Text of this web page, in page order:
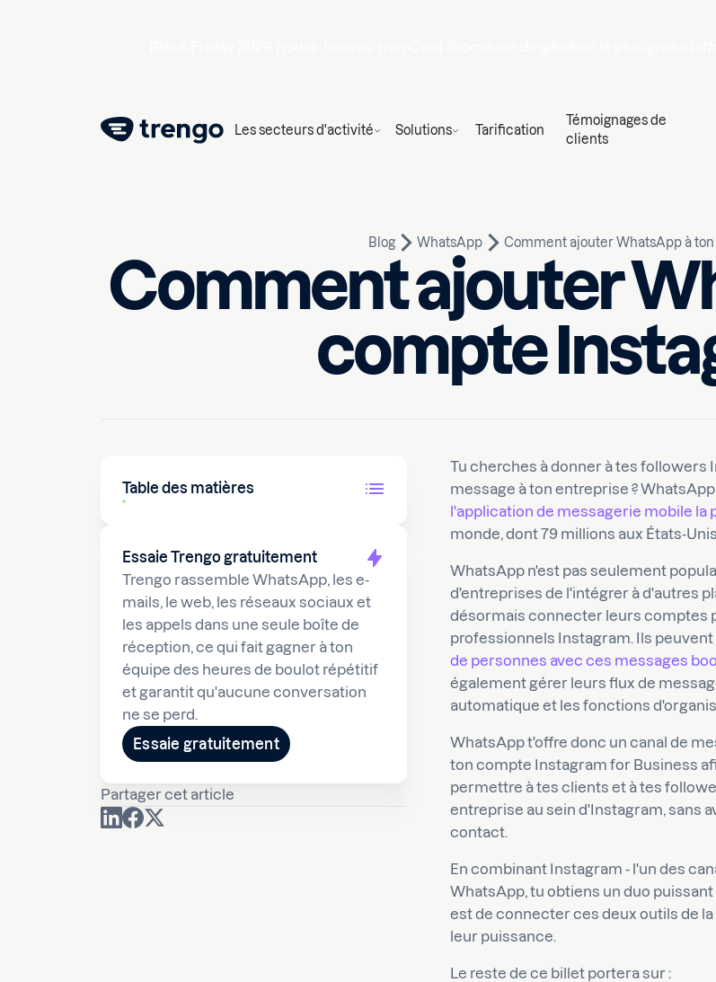
Les secteurs d'activité Solutions Tarification
Témoignages de
clients
Blog WhatsApp Comment ajouter WhatsApp à
Comment ajouter
compte
30 décembre 2021 10min lire
Écrit par
Pim
Table des matières
Essaie Trengo gratuitement
Trengo rassemble WhatsApp, les e-
mails, le web, les réseaux sociaux et
les appels dans une seule boîte de
réception, ce qui fait gagner à ton
équipe des heures de boulot répétitif
et garantit qu'aucune conversation
ne se perd.
Essaie gratuitement
Partager cet article
Tu cherches à donner à tes followers
message à ton entreprise ?
l'application de messagerie mobile la
monde, dont 79 millions aux États-
WhatsApp n'est pas seulement
d'entreprises de l'intégrer à d'autres
désormais connecter leurs comptes
professionnels Instagram. Ils
de personnes avec ces messages
également gérer leurs flux de
automatique et les fonctions
WhatsApp t'offre donc un canal de
ton compte Instagram for Business
permettre à tes clients et à tes
entreprise au sein d'Instagram, sans
contact.
En combinant Instagram - l'un des
WhatsApp, tu obtiens un duo
est de connecter ces deux outils de
leur puissance.
Le reste de ce billet portera sur :